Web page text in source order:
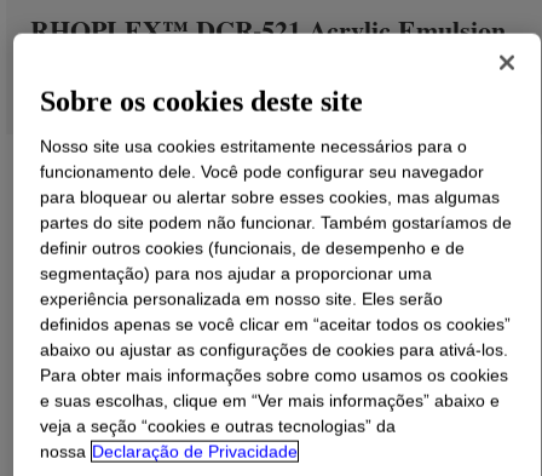
RHOPLEX™ DCR-521 Acrylic Emulsion
O que éRHOPLEX™ DCR-521 Acrylic Emulsion?
A 100% aqueous acrylic emulsion polymer designed for
formulating into high solids exterior deck and concrete
Sobre os cookies deste site
Nosso site usa cookies estritamente necessários para o
funcionamento dele. Você pode configurar seu navegador
para bloquear ou alertar sobre esses cookies, mas algumas
partes do site podem não funcionar. Também gostaríamos de
definir outros cookies (funcionais, de desempenho e de
segmentação) para nos ajudar a proporcionar uma
experiência personalizada em nosso site. Eles serão
definidos apenas se você clicar em “aceitar todos os cookies”
abaixo ou ajustar as configurações de cookies para ativá-los.
Para obter mais informações sobre como usamos os cookies
e suas escolhas, clique em “Ver mais informações” abaixo e
veja a seção “cookies e outras tecnologias” da
nossa Declaração de Privacidade